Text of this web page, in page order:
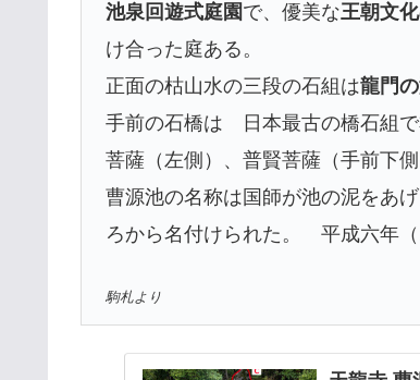
池泉回遊式庭園で、優美な王朝文化
け合った庭ある。
正面の枯山水の三段の石組は龍門
手前の石橋は 日本最古の橋石組
菩薩（左側）、普賢菩薩（手前下側
曹源池の名称は国師が池の泥をあ
ろから名付けられた。 平成六年（
駒札より